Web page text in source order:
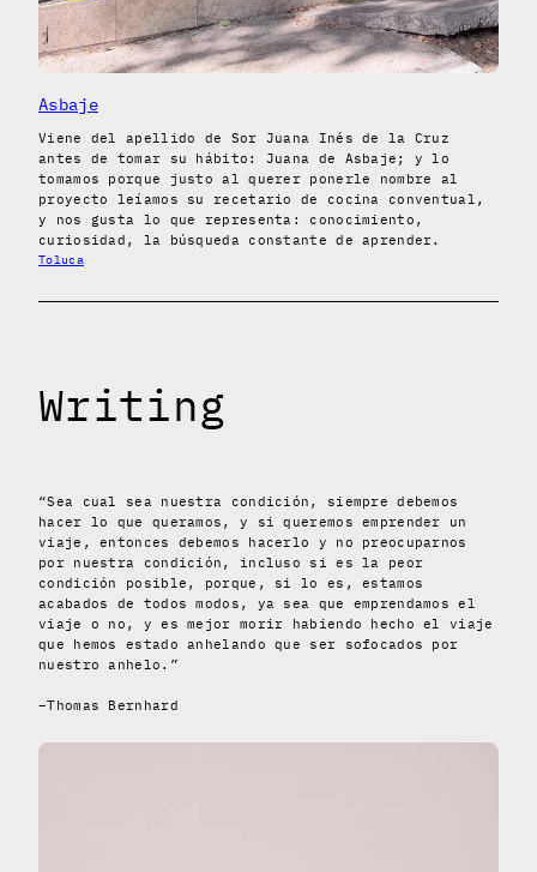
Asbaje
Viene del apellido de Sor Juana Inés de la Cruz
antes de tomar su hábito: Juana de Asbaje; y lo
tomamos porque justo al querer ponerle nombre al
proyecto leíamos su recetario de cocina conventual,
y nos gusta lo que representa: conocimiento,
curiosidad, la búsqueda constante de aprender.
Toluca
Writing
“Sea cual sea nuestra condición, siempre debemos
hacer lo que queramos, y si queremos emprender un
viaje, entonces debemos hacerlo y no preocuparnos
por nuestra condición, incluso si es la peor
condición posible, porque, si lo es, estamos
acabados de todos modos, ya sea que emprendamos el
viaje o no, y es mejor morir habiendo hecho el viaje
que hemos estado anhelando que ser sofocados por
nuestro anhelo.”
–Thomas Bernhard